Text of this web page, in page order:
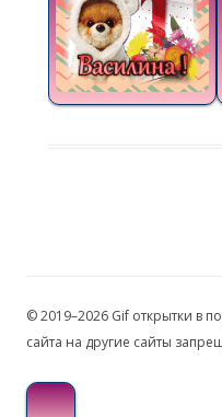
© 2019–2026 Gif открытки в
сайта на другие сайты